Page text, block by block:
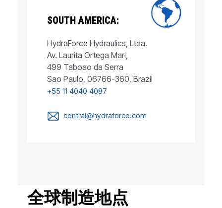
SOUTH AMERICA:
HydraForce Hydraulics, Ltda.
Av. Laurita Ortega Mari,
499 Taboao da Serra
Sao Paulo, 06766-360, Brazil
+55 11 4040 4087
central@hydraforce.com
全球制造地点